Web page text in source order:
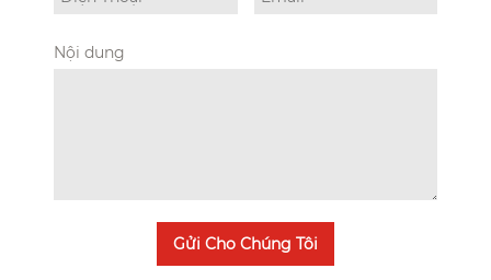
Nội dung
Gửi Cho Chúng Tôi